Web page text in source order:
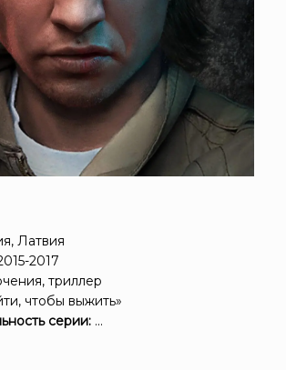
Латвия
2017
триллер
чтобы выжить»
серии: ...